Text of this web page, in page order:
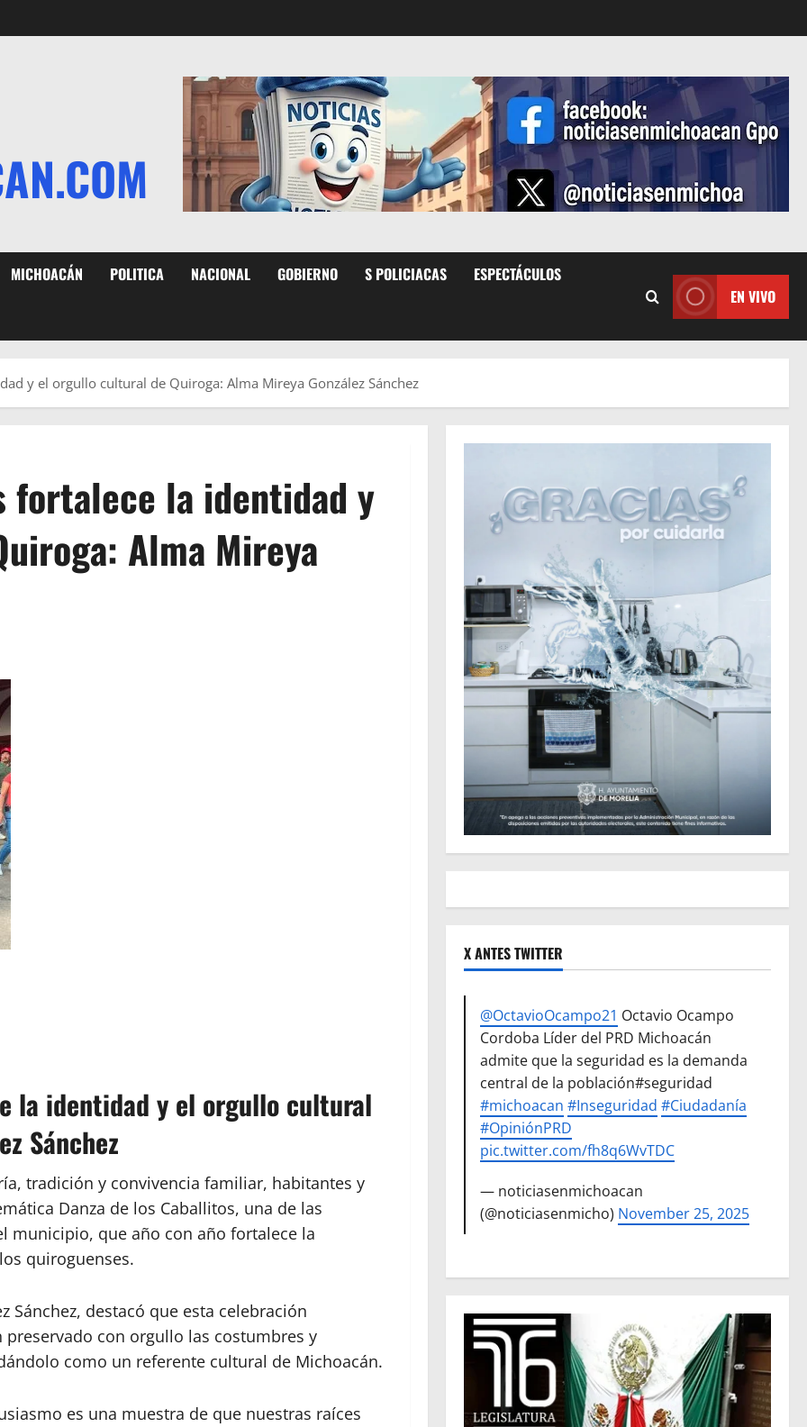
MICHOACÁN POLITICA NACIONAL GOBIERNO S POLICIACAS ESPECTÁCULOS
EN VIVO
y el orgullo cultural de Quiroga: Alma Mireya González Sánchez
fortalece la identidad y
Alma Mireya
la identidad y el orgullo cultural
Sánchez
tradición y convivencia familiar, habitantes y
Danza de los Caballitos, una de las
municipio, que año con año fortalece la
quiroguenses.
Sánchez, destacó que esta celebración
con orgullo las costumbres y
como un referente cultural de Michoacán.
es una muestra de que nuestras raíces
X ANTES TWITTER
@OctavioOcampo21 Octavio Ocampo
Cordoba Líder del PRD Michoacán
admite que la seguridad es la demanda
central de la población#seguridad
#michoacan #Inseguridad #Ciudadanía
#OpiniónPRD
pic.twitter.com/fh8q6WvTDC
— noticiasenmichoacan
(@noticiasenmicho) November 25, 2025